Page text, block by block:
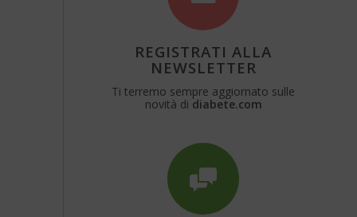
REGISTRATI ALLA
NEWSLETTER
Ti terremo sempre aggiornato sulle
novità di diabete.com